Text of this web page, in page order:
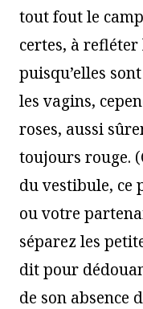
tout fout le
certes, à
puisqu’elles
les vagins,
roses, aussi
toujours rouge.
du vestibule, ce
ou votre
séparez les
dit pour
de son absence